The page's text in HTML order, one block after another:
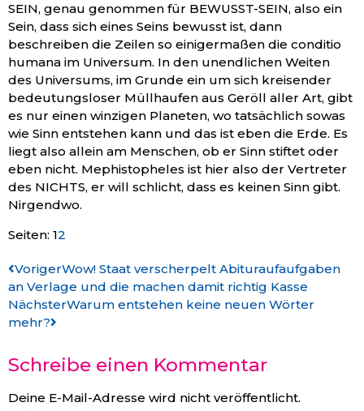
SEIN, genau genommen für BEWUSST-SEIN, also ein
Sein, dass sich eines Seins bewusst ist, dann
beschreiben die Zeilen so einigermaßen die conditio
humana im Universum. In den unendlichen Weiten
des Universums, im Grunde ein um sich kreisender
bedeutungsloser Müllhaufen aus Geröll aller Art, gibt
es nur einen winzigen Planeten, wo tatsächlich sowas
wie Sinn entstehen kann und das ist eben die Erde. Es
liegt also allein am Menschen, ob er Sinn stiftet oder
eben nicht. Mephistopheles ist hier also der Vertreter
des NICHTS, er will schlicht, dass es keinen Sinn gibt.
Nirgendwo.
Seiten: 12
VorigerWow! Staat verscherpelt Abituraufaufgaben
an Verlage und die machen damit richtig Kasse
NächsterWarum entstehen keine neuen Wörter
mehr?
Schreibe einen Kommentar
Deine E-Mail-Adresse wird nicht veröffentlicht.